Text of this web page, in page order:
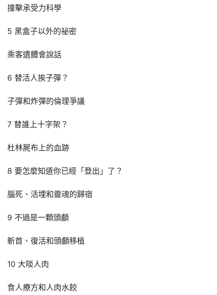
撞擊承受力科學
5 黑盒子以外的祕密
乘客遺體會說話
6 替活人挨子彈？
子彈和炸彈的倫理爭議
7 替誰上十字架？
杜林屍布上的血跡
8 要怎麼知道你已經「登出」了？
腦死、活埋和靈魂的歸宿
9 不過是一顆頭顱
斬首、復活和頭顱移植
10 大啖人肉
食人療方和人肉水餃